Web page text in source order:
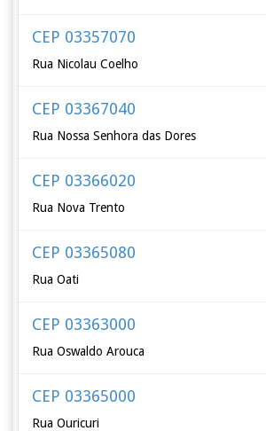
CEP 03357070
Rua Nicolau Coelho
CEP 03367040
Rua Nossa Senhora das Dores
CEP 03366020
Rua Nova Trento
CEP 03365080
Rua Oati
CEP 03363000
Rua Oswaldo Arouca
CEP 03365000
Rua Ouricuri